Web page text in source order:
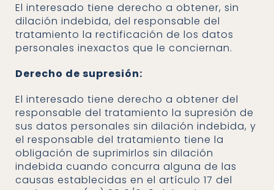
El interesado tiene derecho a obtener, sin
dilación indebida, del responsable del
tratamiento la rectificación de los datos
personales inexactos que le conciernan.
Derecho de supresión:
El interesado tiene derecho a obtener del
responsable del tratamiento la supresión de
sus datos personales sin dilación indebida, y
el responsable del tratamiento tiene la
obligación de suprimirlos sin dilación
indebida cuando concurra alguna de las
causas establecidas en el artículo 17 del